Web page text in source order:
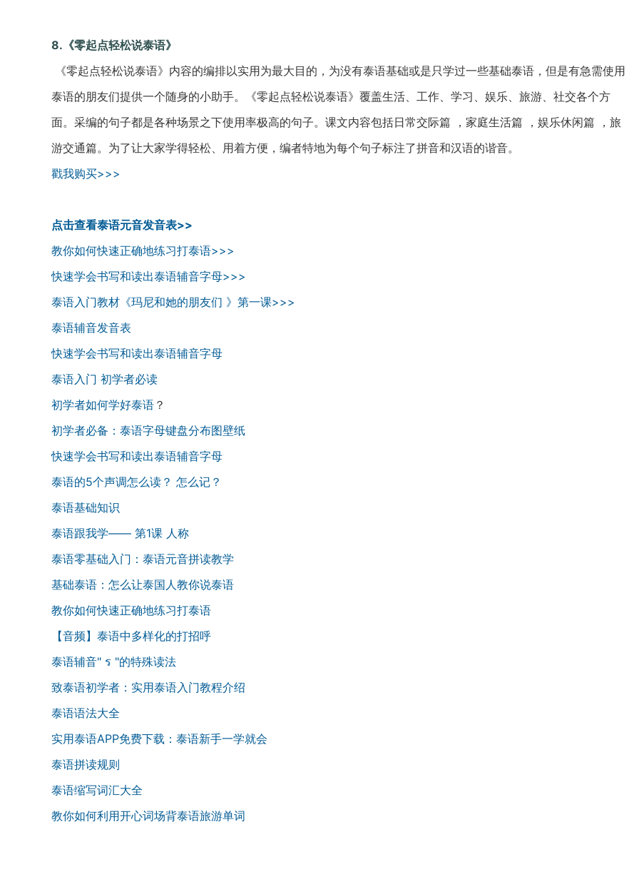
8.《零起点轻松说泰语》
《零起点轻松说泰语》内容的编排以实用为最大目的，为没有泰语基础或是只学过一些基础泰语，但是有急需使用
泰语的朋友们提供一个随身的小助手。
《零起点轻松说泰语》覆盖生活、工作、学习、娱乐、旅游、社交各个方
面。采编的句子都是各种场景之下使用率极高的句子。 课文内容包括日常交际篇 ， 家庭生活篇 ， 娱乐休闲篇 ， 旅
游交通篇。为了让大家学得轻松、用着方便，编者特地为每个句子标注了拼音和汉语的谐音。
戳我购买>>>
点击查看泰语元音发音表>>
教你如何快速正确地练习打泰语>>>
快速学会书写和读出泰语辅音字母>>>
泰语入门教材《玛尼和她的朋友们 》第一课>>>
泰语辅音发音表
快速学会书写和读出泰语辅音字母
泰语入门 初学者必读
初学者如何学好泰语 ？
初学者必备：泰语字母键盘分布图壁纸
快速学会书写和读出泰语辅音字母
泰语的5个声调怎么读？ 怎么记？
泰语基础知识
泰语跟我学—— 第1课 人称
泰语零基础入门：泰语元音拼读教学
基础泰语：怎么让泰国人教你说泰语
教你如何快速正确地练习打泰语
【音频】泰语中多样化的打招呼
泰语辅音" ร "的特殊读法
致泰语初学者：实用泰语入门教程介绍
泰语语法大全
实用泰语APP免费下载：泰语新手一学就会
泰语拼读规则
泰语缩写词汇大全
教你如何利用开心词场背泰语旅游单词